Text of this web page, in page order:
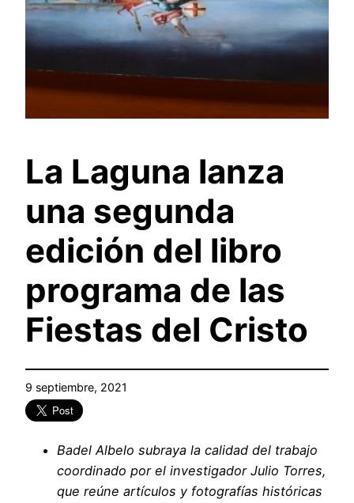
La Laguna lanza
una segunda
edición del libro
programa de las
Fiestas del Cristo
9 septiembre, 2021
Badel Albelo subraya la calidad del trabajo
coordinado por el investigador Julio Torres,
que reúne artículos y fotografías históricas